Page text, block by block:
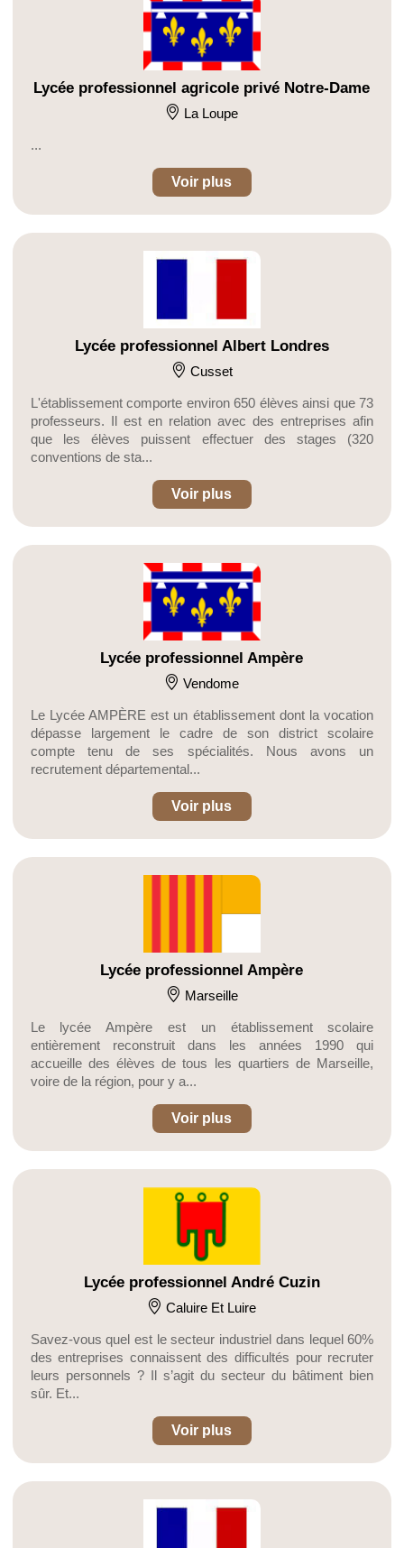
Lycée professionnel agricole privé Notre-Dame
La Loupe
...
Voir plus
Lycée professionnel Albert Londres
Cusset
L'établissement comporte environ 650 élèves ainsi que 73
professeurs. Il est en relation avec des entreprises afin
que les élèves puissent effectuer des stages (320
conventions de sta...
Voir plus
Lycée professionnel Ampère
Vendome
Le Lycée AMPÈRE est un établissement dont la vocation
dépasse largement le cadre de son district scolaire
compte tenu de ses spécialités. Nous avons un
recrutement départemental...
Voir plus
Lycée professionnel Ampère
Marseille
Le lycée Ampère est un établissement scolaire
entièrement reconstruit dans les années 1990 qui
accueille des élèves de tous les quartiers de Marseille,
voire de la région, pour y a...
Voir plus
Lycée professionnel André Cuzin
Caluire Et Luire
Savez-vous quel est le secteur industriel dans lequel 60%
des entreprises connaissent des difficultés pour recruter
leurs personnels ? Il s’agit du secteur du bâtiment bien
sûr. Et...
Voir plus